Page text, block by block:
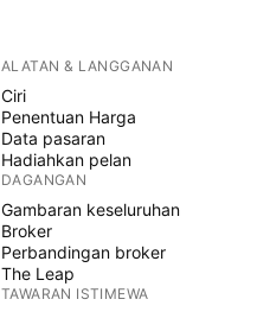
ALATAN & LANGGANAN
Ciri
Penentuan Harga
Data pasaran
Hadiahkan pelan
DAGANGAN
Gambaran keseluruhan
Broker
Perbandingan broker
The Leap
TAWARAN ISTIMEWA